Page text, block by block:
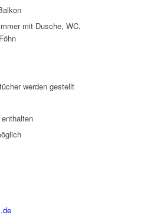
mit Dusche, WC,
werden gestellt